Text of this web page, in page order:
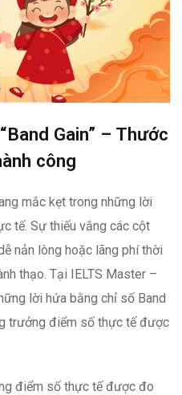
Gain” – Thước
công
mắc kẹt trong những lời
tế. Sự thiếu vắng các cột
nản lòng hoặc lãng phí thời
thạo. Tại IELTS Master –
lời hứa bằng chỉ số Band
trưởng điểm số thực tế được
điểm số thực tế được đo